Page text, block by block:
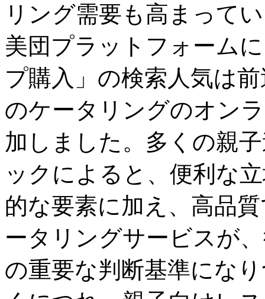
リング需要も高まって
美団プラットフォーム
プ購入」の検索人気は
のケータリングのオン
加しました。多くの親
ックによると、便利な
的な要素に加え、高品
ータリングサービスが
の重要な判断基準にな